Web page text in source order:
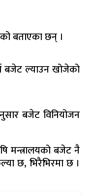
बताएका छन् ।
बजेट ल्याउन खोजेको
बजेट विनियोजन
मन्त्रालयको बजेट नै
छ, भिरैभिरमा छ ।